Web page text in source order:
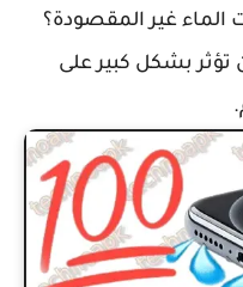
الماء غير المقصودة؟
بشكل كبير على